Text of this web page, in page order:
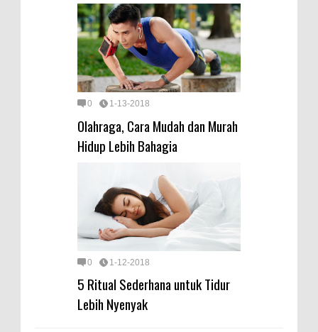
0 1-13-2018
Olahraga, Cara Mudah dan Murah
Hidup Lebih Bahagia
0 1-12-2018
5 Ritual Sederhana untuk Tidur
Lebih Nyenyak